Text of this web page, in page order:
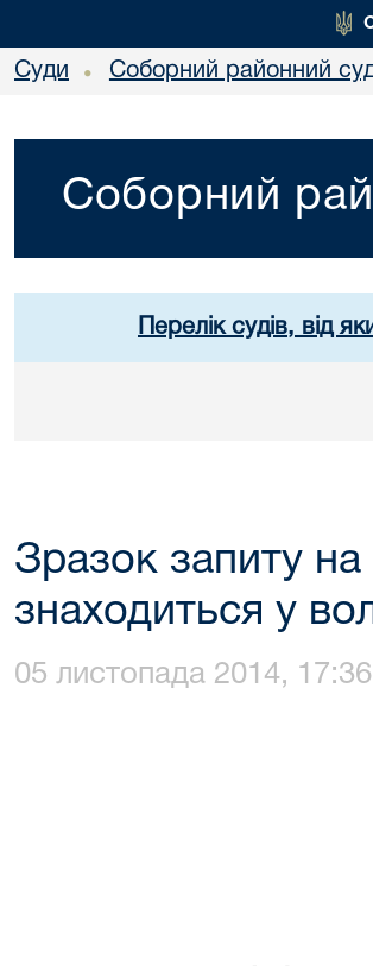
Суди • Соборний районний
Соборний
Перелік судів, від
Зразок запиту
знаходиться у
05 листопада 2014, 17:36